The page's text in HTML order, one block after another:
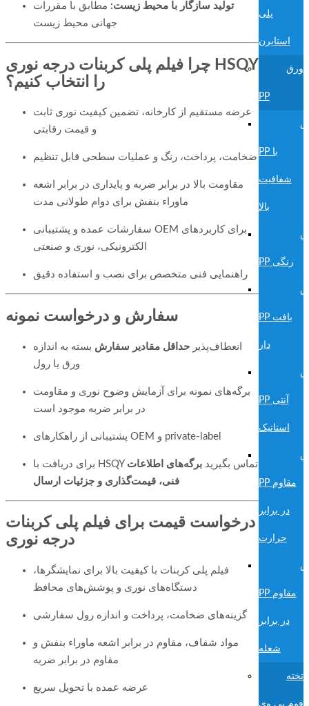
پلی
استایرن
ورق
PP
PP با
شفافیت
بالا
PP رنگی
PP بافت
دار
PP آنتی
استاتیک
PP مقاوم
در برابر
حرارت
PP مقاوم
در برابر
شعله
تخته
فوم پی وی
تولید سازگار با محیط زیست: مطابق با مقررات
جهانی محیط زیست
چرا فیلم پلی کربنات درجه نوری HSQY
را انتخاب کنیم؟
عرضه مستقیم از کارخانه، تضمین کیفیت نوری ثابت
و قیمت رقابتی
ضخامت، پرداخت، رنگ و عملیات سطحی قابل تنظیم
مقاومت بالا در برابر ضربه و پایداری در برابر اشعه
ماوراء بنفش برای دوام طولانی مدت
سفارشات عمده و پشتیبانی OEM برای کاربردهای
الکترونیکی، نوری و صنعتی
راهنمایی فنی متخصص برای نصب و استفاده دقیق
سفارش و درخواست نمونه
انعطاف‌پذیر حداقل مقادیر سفارش بسته به اندازه
ورق یا رول
برگه‌های نمونه برای آزمایش وضوح نوری و مقاومت
در برابر ضربه موجود است
پشتیبانی از راهکارهای OEM و private-label
برای دریافت با HSQY تماس بگیرید برگه‌های اطلاعات
فنی، قیمت‌گذاری و جزئیات ارسال
درخواست قیمت برای فیلم پلی کربنات
درجه نوری
فیلم پلی کربنات با کیفیت بالا برای نمایشگرها،
دستگاه‌های نوری و پوشش‌های محافظ
گزینه‌های ضخامت، پرداخت و اندازه رول سفارشی
مواد شفاف، مقاوم در برابر اشعه ماوراء بنفش و
مقاوم در برابر ضربه
عرضه عمده با تحویل سریع